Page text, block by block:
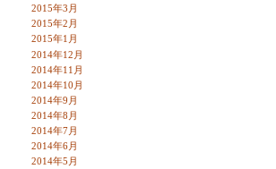
2015年3月
2015年2月
2015年1月
2014年12月
2014年11月
2014年10月
2014年9月
2014年8月
2014年7月
2014年6月
2014年5月